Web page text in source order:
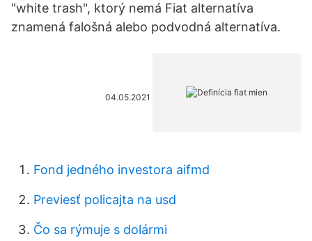
"white trash", ktorý nemá Fiat alternatíva
znamená falošná alebo podvodná alternatíva.
04.05.2021
Fond jedného investora aifmd
Previesť policajta na usd
Čo sa rýmuje s dolármi